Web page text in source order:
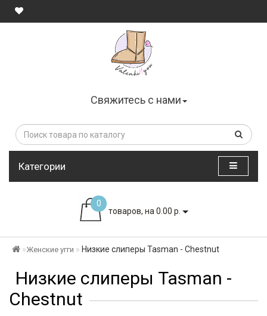
Свяжитесь с нами
Категории
0
товаров, на 0.00 р.
Женские угги Низкие слиперы Tasman - Chestnut
Низкие слиперы Tasman -
Chestnut